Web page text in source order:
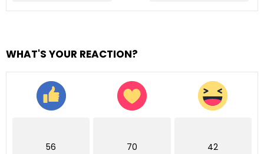
WHAT'S YOUR REACTION?
56 70 42